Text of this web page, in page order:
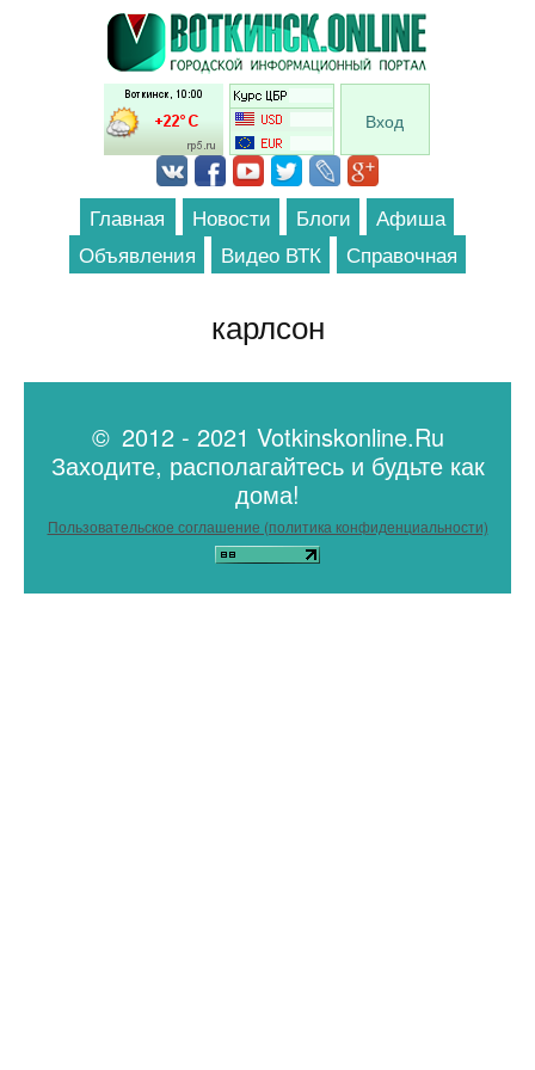
Перейти к основному содержанию
Вход
Главная Новости Блоги
Афиша
Объявления
Видео ВТК Справочная
карлсон
© 2012 - 2021 Votkinskonline.Ru
Заходите, располагайтесь и будьте как
дома!
Пользовательское соглашение (политика конфиденциальности)